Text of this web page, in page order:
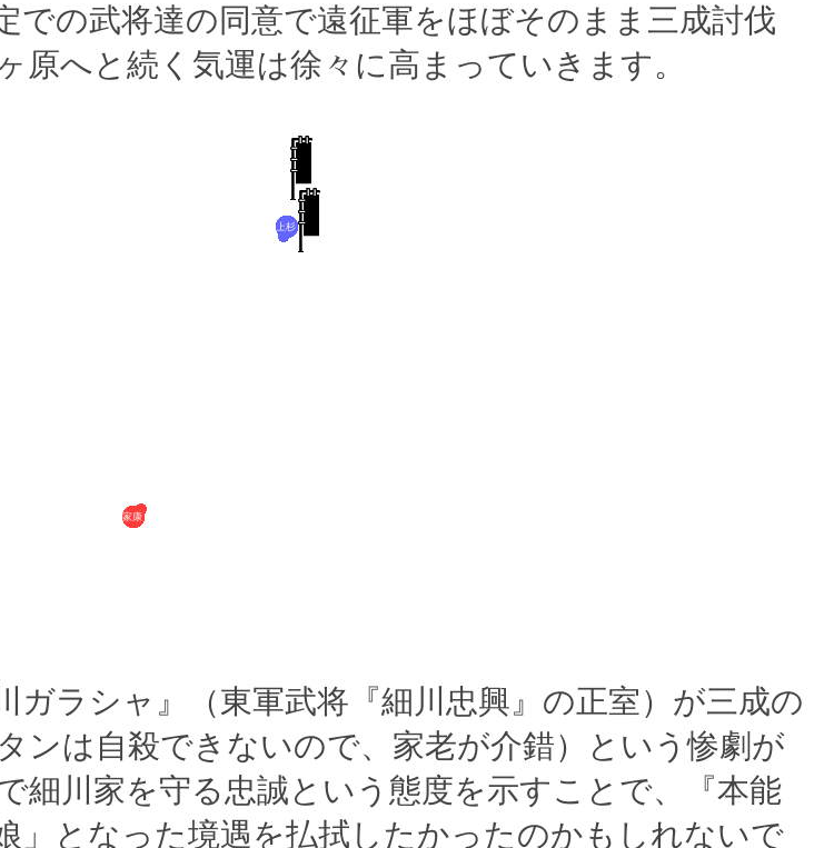
での武将達の同意で遠征軍をほぼそのまま三成討伐
へと続く気運は徐々に高まっていきます。
上杉
ガラシャ』（東軍武将『細川忠興』の正室）が三成の
ンは自殺できないので、家老が介錯）という惨劇が
細川家を守る忠誠という態度を示すことで、『本能
」となった境遇を払拭したかったのかもしれないで